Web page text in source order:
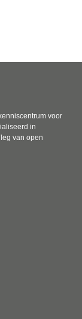
voor
in
van open